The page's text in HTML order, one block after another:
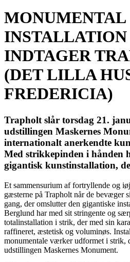
MONUMENTAL
INDTAGER
(DET LILLA
FREDERICIA)
Trapholt slår torsdag 21.
udstillingen Maskernes
internationalt anerkendte
Med strikkepinden i hånden
gigantisk kunstinstallation,
Et sammensurium af fortryllende og
gæsterne på Trapholt når de bevæger
gang, der omslutter den gigantiske
Berglund har med sit stringente og
totalinstallation i strik, der med sin
raffineret, æstetisk og voluminøs.
monumentale værker udformet i strik,
udstillingen Maskernes Monument.